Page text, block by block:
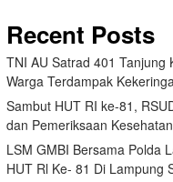
Recent Posts
TNI AU Satrad 401 Tanjung
Warga Terdampak
Sambut HUT RI ke-81,
dan Pemeriksaan
LSM GMBI Bersama Polda
HUT Rl Ke- 81 Di Lampung